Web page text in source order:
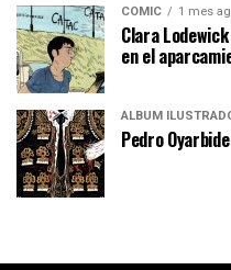
CÓMIC 1 mes
Clara
en el
ÁLBUM
Pedro